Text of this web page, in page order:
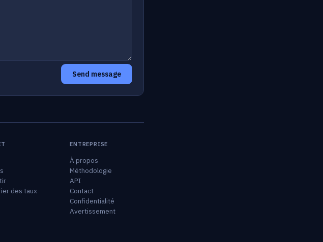
Send message
des taux
ENTREPRISE
À propos
Méthodologie
API
Contact
Confidentialité
Avertissement